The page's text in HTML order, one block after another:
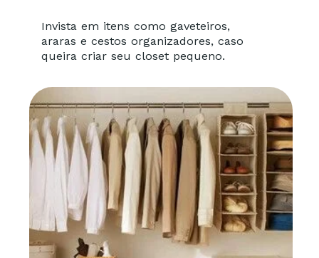
Invista em itens como gaveteiros,
araras e cestos organizadores, caso
queira criar seu closet pequeno.